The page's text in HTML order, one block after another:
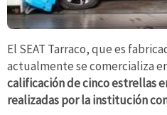
El SEAT Tarraco, que es
actualmente se comercializa
calificación de cinco estrellas
realizadas por la institución